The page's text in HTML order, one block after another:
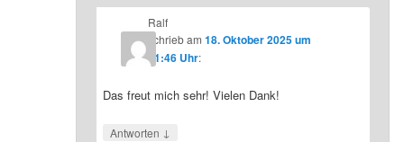
Ralf
schriebam 18. Oktober 2025 um
21:46 Uhr:
Das freut mich sehr! Vielen Dank!
Antworten ↓